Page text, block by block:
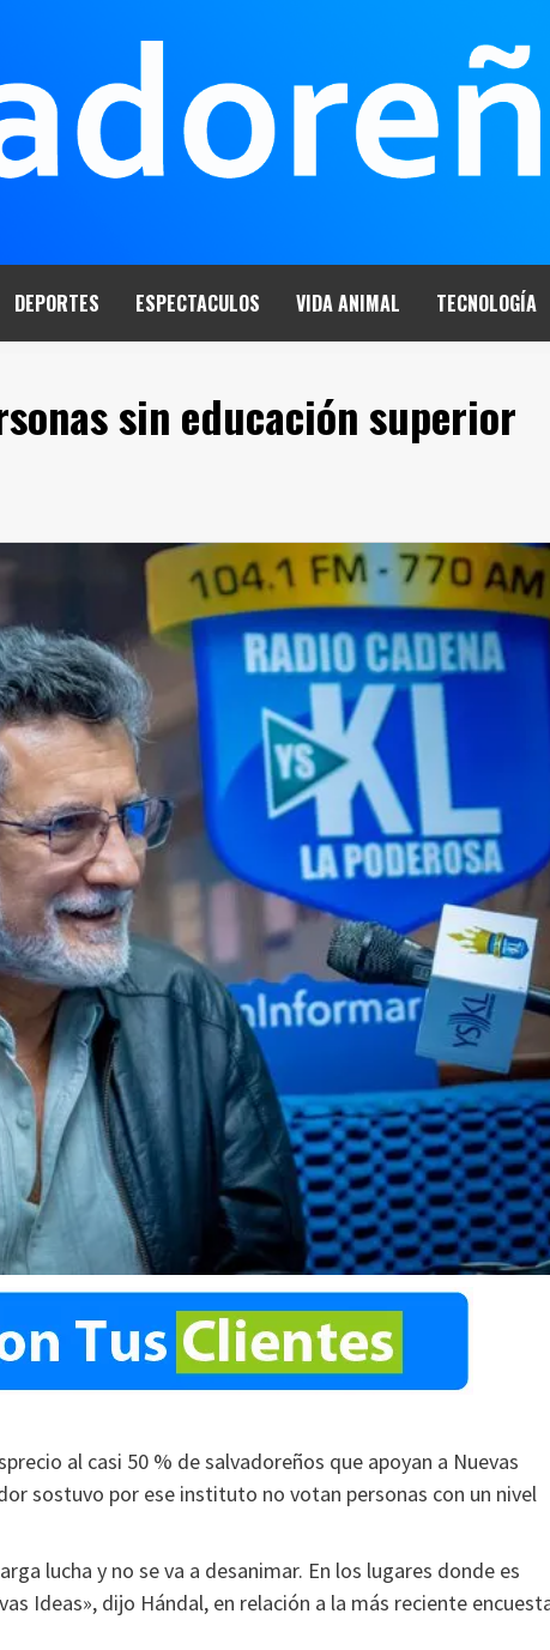
DEPORTES ESPECTACULOS VIDA ANIMAL TECNOLOGÍA
sin educación superior
al casi 50 % de salvadoreños que apoyan a Nuevas
sostuvo por ese instituto no votan personas con un nivel
lucha y no se va a desanimar. En los lugares donde es
Ideas», dijo Hándal, en relación a la más reciente